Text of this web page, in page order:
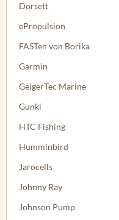
Dorsett
ePropulsion
FASTen von Borika
Garmin
GeigerTec Marine
Gunki
HTC Fishing
Humminbird
Jarocells
Johnny Ray
Johnson Pump